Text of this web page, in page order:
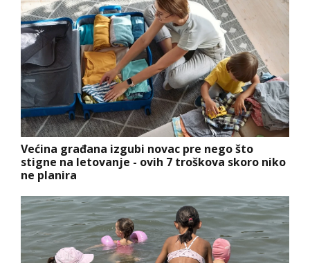
Većina građana izgubi novac pre nego što
stigne na letovanje - ovih 7 troškova skoro niko
ne planira